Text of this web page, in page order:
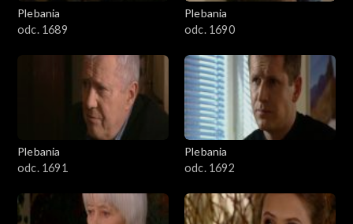
Plebania
odc. 1689
Plebania
odc. 1690
Plebania
odc. 1691
Plebania
odc. 1692